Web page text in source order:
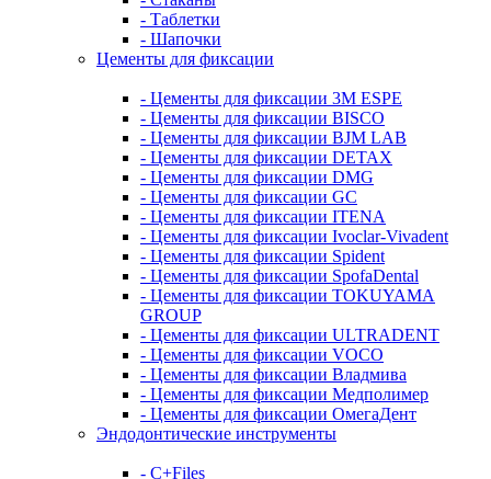
- Таблетки
- Шапочки
Цементы для фиксации
- Цементы для фиксации 3M ESPE
- Цементы для фиксации BISCO
- Цементы для фиксации BJM LAB
- Цементы для фиксации DETAX
- Цементы для фиксации DMG
- Цементы для фиксации GC
- Цементы для фиксации ITENA
- Цементы для фиксации Ivoclar-Vivadent
- Цементы для фиксации Spident
- Цементы для фиксации SpofaDental
- Цементы для фиксации TOKUYAMA
GROUP
- Цементы для фиксации ULTRADENT
- Цементы для фиксации VOCO
- Цементы для фиксации Владмива
- Цементы для фиксации Медполимер
- Цементы для фиксации ОмегаДент
Эндодонтические инструменты
- C+Files